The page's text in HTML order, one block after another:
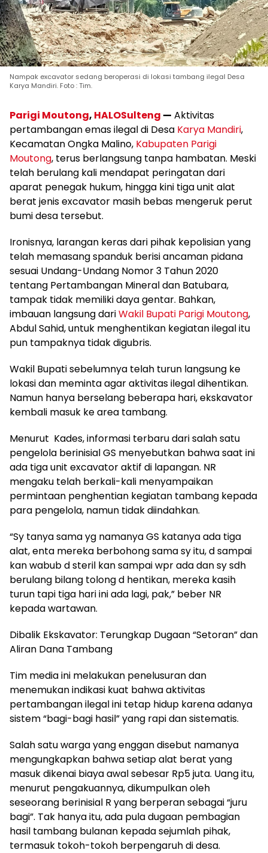
Nampak excavator sedang beroperasi di lokasi tambang ilegal Desa
Karya Mandiri. Foto : Tim.
Parigi Moutong, HALOSulteng — Aktivitas
pertambangan emas ilegal di Desa Karya Mandiri,
Kecamatan Ongka Malino, Kabupaten Parigi
Moutong, terus berlangsung tanpa hambatan. Meski
telah berulang kali mendapat peringatan dari
aparat penegak hukum, hingga kini tiga unit alat
berat jenis excavator masih bebas mengeruk perut
bumi desa tersebut.
Ironisnya, larangan keras dari pihak kepolisian yang
telah memasang spanduk berisi ancaman pidana
sesuai Undang-Undang Nomor 3 Tahun 2020
tentang Pertambangan Mineral dan Batubara,
tampak tidak memiliki daya gentar. Bahkan,
imbauan langsung dariWakil Bupati Parigi Moutong,
Abdul Sahid, untuk menghentikan kegiatan ilegal itu
pun tampaknya tidak digubris.
Wakil Bupati sebelumnya telah turun langsung ke
lokasi dan meminta agar aktivitas ilegal dihentikan.
Namun hanya berselang beberapa hari, ekskavator
kembali masuk ke area tambang.
Menurut Kades, informasi terbaru dari salah satu
pengelola berinisial GS menyebutkan bahwa saat ini
ada tiga unit excavator aktif di lapangan. NR
mengaku telah berkali-kali menyampaikan
permintaan penghentian kegiatan tambang kepada
para pengelola, namun tidak diindahkan.
“Sy tanya sama yg namanya GS katanya ada tiga
alat, enta mereka berbohong sama sy itu, d sampai
kan wabub d steril kan sampai wpr ada dan sy sdh
berulang bilang tolong d hentikan, mereka kasih
turun tapi tiga hari ini ada lagi, pak,” beber NR
kepada wartawan.
Dibalik Ekskavator: Terungkap Dugaan “Setoran” dan
Aliran Dana Tambang
Tim media ini melakukan penelusuran dan
menemukan indikasi kuat bahwa aktivitas
pertambangan ilegal ini tetap hidup karena adanya
sistem “bagi-bagi hasil” yang rapi dan sistematis.
Salah satu warga yang enggan disebut namanya
mengungkapkan bahwa setiap alat berat yang
masuk dikenai biaya awal sebesar Rp5 juta. Uang itu,
menurut pengakuannya, dikumpulkan oleh
seseorang berinisial R yang berperan sebagai “juru
bagi”. Tak hanya itu, ada pula dugaan pembagian
hasil tambang bulanan kepada sejumlah pihak,
termasuk tokoh-tokoh berpengaruh di desa.